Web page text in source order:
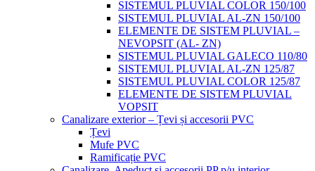
SISTEMUL PLUVIAL COLOR 150/100
SISTEMUL PLUVIAL AL-ZN 150/100
ELEMENTE DE SISTEM PLUVIAL –
NEVOPSIT (AL- ZN)
SISTEMUL PLUVIAL GALECO 110/80
SISTEMUL PLUVIAL AL-ZN 125/87
SISTEMUL PLUVIAL COLOR 125/87
ELEMENTE DE SISTEM PLUVIAL
VOPSIT
Canalizare exterior – Țevi și accesorii PVC
Țevi
Mufe PVC
Ramificație PVC